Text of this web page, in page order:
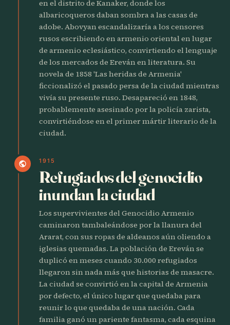
en el distrito de Kanaker, donde los
albaricoqueros daban sombra a las casas de
adobe. Abovyan escandalizaría a los censores
rusos escribiendo en armenio oriental en lugar
de armenio eclesiástico, convirtiendo el lenguaje
de los mercados de Ereván en literatura. Su
novela de 1858 'Las heridas de Armenia'
ficcionalizó el pasado persa de la ciudad mientras
vivía su presente ruso. Desapareció en 1848,
probablemente asesinado por la policía zarista,
convirtiéndose en el primer mártir literario de la
ciudad.
public 1915
Refugiados del genocidio
inundan la ciudad
Los supervivientes del Genocidio Armenio
caminaron tambaleándose por la llanura del
Ararat, con sus ropas de aldeanos aún oliendo a
iglesias quemadas. La población de Ereván se
duplicó en meses cuando 30.000 refugiados
llegaron sin nada más que historias de masacre.
La ciudad se convirtió en la capital de Armenia
por defecto, el único lugar que quedaba para
reunir lo que quedaba de una nación. Cada
familia ganó un pariente fantasma, cada esquina